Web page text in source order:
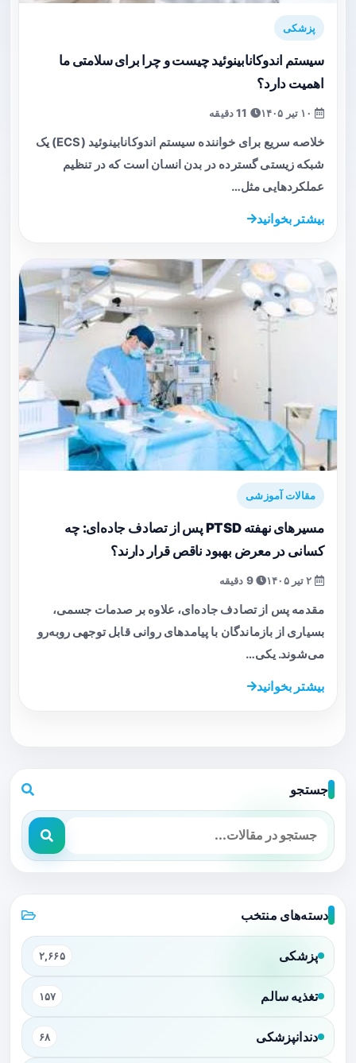
پزشکی
سیستم اندوکانابینوئید چیست و چرا برای سلامتی ما
اهمیت دارد؟
خلاصه سریع برای خواننده سیستم اندوکانابینوئید (ECS) یک
شبکه زیستی گسترده در بدن انسان است که در تنظیم
عملکردهایی مثل…
بیشتر بخوانید
مقالات آموزشی
مسیرهای نهفته PTSD پس از تصادف جاده‌ای: چه
کسانی در معرض بهبود ناقص قرار دارند؟
9 دقیقه
مقدمه پس از تصادف جاده‌ای، علاوه بر صدمات جسمی،
بسیاری از بازماندگان با پیامدهای روانی قابل توجهی روبه‌رو
می‌شوند. یکی…
بیشتر بخوانید
جستجو
دسته‌های منتخب
پزشکی ۲,۶۶۵
تغذیه سالم ۱۵۷
دندانپزشکی ۶۸